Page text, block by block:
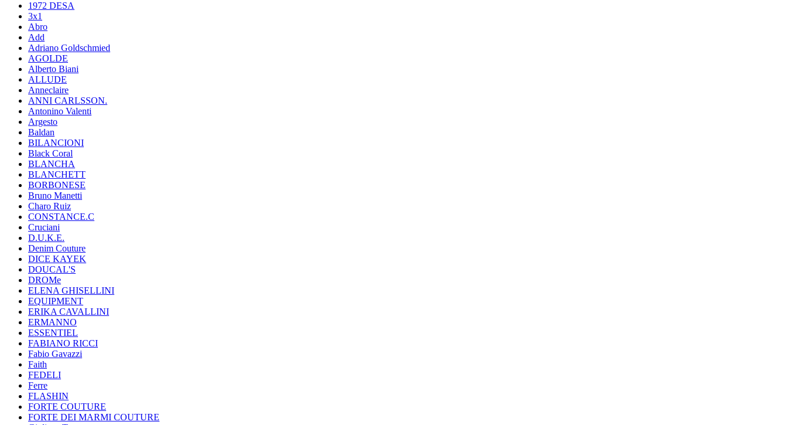
1972 DESA
3x1
Abro
Add
Adriano Goldschmied
AGOLDE
Alberto Biani
ALLUDE
Anneclaire
ANNI CARLSSON.
Antonino Valenti
Argesto
Baldan
BILANCIONI
Black Coral
BLANCHA
BLANCHETT
BORBONESE
Bruno Manetti
Charo Ruiz
CONSTANCE.C
Cruciani
D.U.K.E.
Denim Couture
DICE KAYEK
DOUCAL'S
DROMe
ELENA GHISELLINI
EQUIPMENT
ERIKA CAVALLINI
ERMANNO
ESSENTIEL
FABIANO RICCI
Fabio Gavazzi
Faith
FEDELI
Ferre
FLASHIN
FORTE COUTURE
FORTE DEI MARMI COUTURE